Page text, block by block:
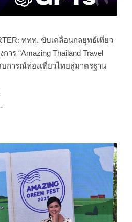
ททท. ขับเคลื่อนกลยุทธ์เที่ยว
ร “Amazing Thailand Travel
บการณ์ท่องเที่ยวไทยสู่มาตรฐาน